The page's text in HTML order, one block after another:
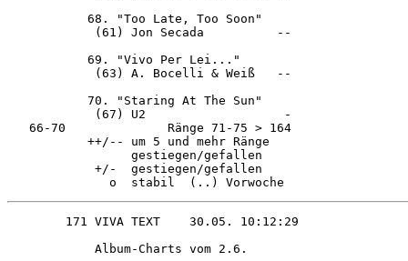
           68. "Too Late, Too Soon"
            (61) Jon Secada          --
           69. "Vivo Per Lei..."
            (63) A. Bocelli & Weiß   --
           70. "Staring At The Sun"
            (67) U2                   -
   66-70              Ränge 71-75 > 164
           ++/-- um 5 und mehr Ränge
                 gestiegen/gefallen
            +/-  gestiegen/gefallen
            Album-Charts vom 2.6.